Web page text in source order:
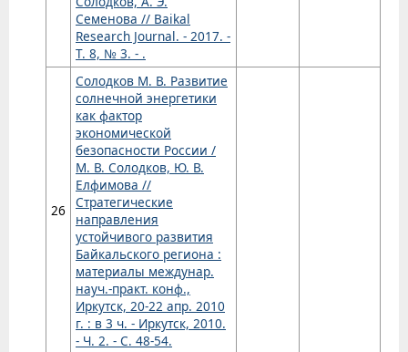
Семенова // Baikal
Research Journal. - 2017. -
Т. 8, № 3. - .
26
Солодков М. В. Развитие
солнечной энергетики
как фактор
экономической
безопасности России /
М. В. Солодков, Ю. В.
Елфимова //
Стратегические
направления
устойчивого развития
Байкальского региона :
материалы междунар.
науч.-практ. конф.,
Иркутск, 20-22 апр. 2010
г. : в 3 ч. - Иркутск, 2010.
- Ч. 2. - С. 48-54.